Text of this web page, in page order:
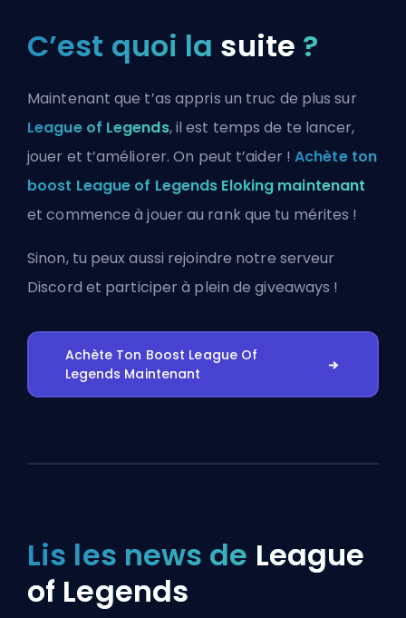
C’est quoi la suite ?
Maintenant que t’as appris un truc de plus sur
League of Legends, il est temps de te lancer,
jouer et t’améliorer. On peut t’aider !Achète ton
boost League of Legends Eloking maintenant
et commence à jouer au rank que tu mérites !
Sinon, tu peux aussi rejoindre notre serveur
Discord et participer à plein de giveaways !
Achète Ton Boost League Of
Legends Maintenant
Lis les news de League
of Legends